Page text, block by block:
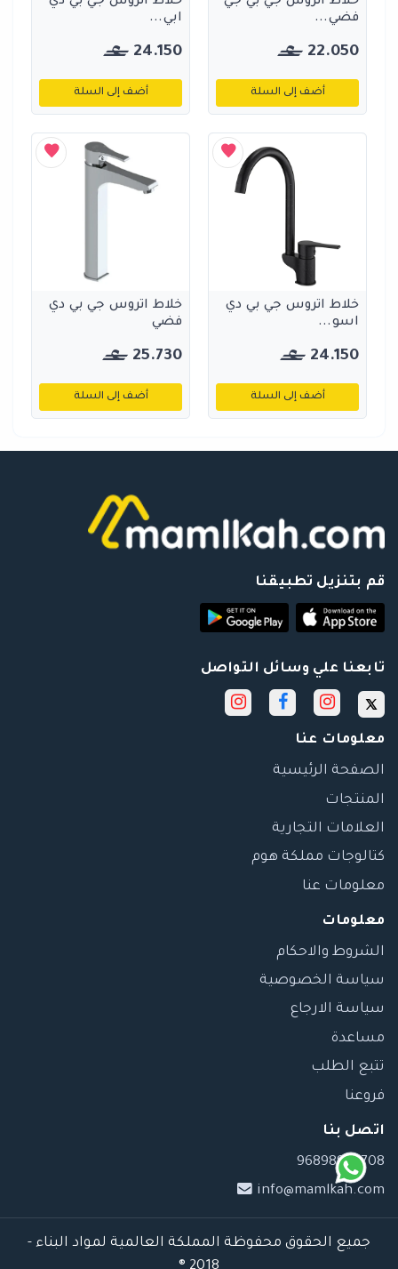
فضي...
22.050
أضف إلى السلة
ابي...
24.150
أضف إلى السلة
خلاط اتروس جي بي دي
اسو...
24.150
أضف إلى السلة
خلاط اتروس جي بي دي
فضي
25.730
أضف إلى السلة
قم بتنزيل تطبيقنا
تابعنا علي وسائل التواصل
معلومات عنا
الصفحة الرئيسية
المنتجات
العلامات التجارية
كتالوجات مملكة هوم
معلومات عنا
معلومات
الشروط والاحكام
سياسة الخصوصية
سياسة الارجاع
مساعدة
تتبع الطلب
فروعنا
اتصل بنا
96898989708
info@mamlkah.com
جميع الحقوق محفوظة المملكة العالمية لمواد البناء -